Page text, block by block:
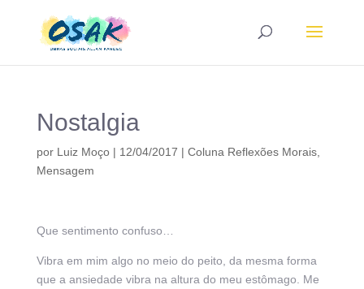
Nostalgia
por Luiz Moço| 12/04/2017 | Coluna Reflexões Morais,
Mensagem
Que sentimento confuso…
Vibra em mim algo no meio do peito, da mesma forma
que a ansiedade vibra na altura do meu estômago. Me